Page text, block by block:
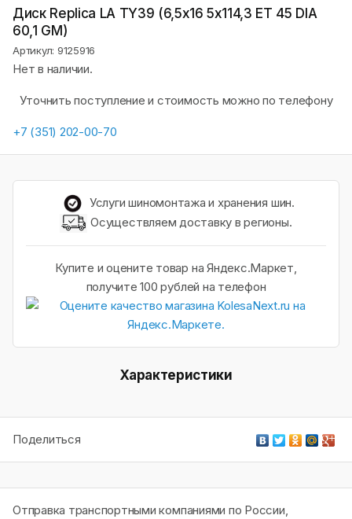
Диск Replica LA TY39 (6,5х16 5x114,3 ET 45 DIA
60,1 GM)
Артикул: 9125916
Нет в наличии.
Уточнить поступление и стоимость можно по телефону
+7 (351) 202-00-70
Услуги шиномонтажа и хранения шин.
Осуществляем доставку в регионы.
Купите и оцените товар на Яндекс.Маркет,
получите 100 рублей на телефон
Характеристики
Поделиться
Отправка транспортными компаниями по России,